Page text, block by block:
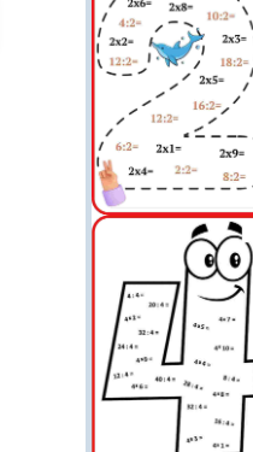
Құрамында: • Қазақстанның толық картасы
🌍 • Облыстардың атаулары және шекаралық
сызықтары • Әр облыстың орталығы мен ірі
қалалары белгіленген • Көрнекілік
қолдануға
үлгісі (PDF формат)